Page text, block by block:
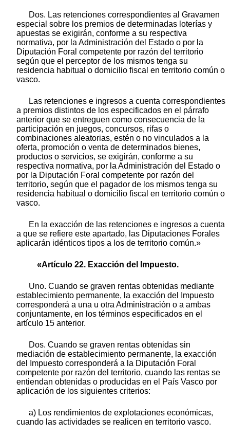
Dos. Las retenciones correspondientes al Gravamen
especial sobre los premios de determinadas loterías y
apuestas se exigirán, conforme a su respectiva
normativa, por la Administración del Estado o por la
Diputación Foral competente por razón del territorio
según que el perceptor de los mismos tenga su
residencia habitual o domicilio fiscal en territorio común o
vasco.
Las retenciones e ingresos a cuenta correspondientes
a premios distintos de los especificados en el párrafo
anterior que se entreguen como consecuencia de la
participación en juegos, concursos, rifas o
combinaciones aleatorias, estén o no vinculados a la
oferta, promoción o venta de determinados bienes,
productos o servicios, se exigirán, conforme a su
respectiva normativa, por la Administración del Estado o
por la Diputación Foral competente por razón del
territorio, según que el pagador de los mismos tenga su
residencia habitual o domicilio fiscal en territorio común o
vasco.
En la exacción de las retenciones e ingresos a cuenta
a que se refiere este apartado, las Diputaciones Forales
aplicarán idénticos tipos a los de territorio común.»
«Artículo 22. Exacción del Impuesto.
Uno. Cuando se graven rentas obtenidas mediante
establecimiento permanente, la exacción del Impuesto
corresponderá a una u otra Administración o a ambas
conjuntamente, en los términos especificados en el
artículo 15 anterior.
Dos. Cuando se graven rentas obtenidas sin
mediación de establecimiento permanente, la exacción
del Impuesto corresponderá a la Diputación Foral
competente por razón del territorio, cuando las rentas se
entiendan obtenidas o producidas en el País Vasco por
aplicación de los siguientes criterios:
a) Los rendimientos de explotaciones económicas,
cuando las actividades se realicen en territorio vasco.